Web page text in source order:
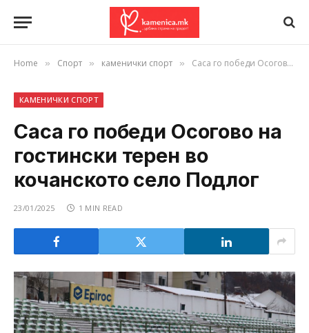
Home » Спорт » каменички спорт » Саса го победи Осогово на гостински терен во кочанското село Подлог
КАМЕНИЧКИ СПОРТ
Саса го победи Осогово на
гостински терен во
кочанското село Подлог
23/01/2025 1 MIN READ